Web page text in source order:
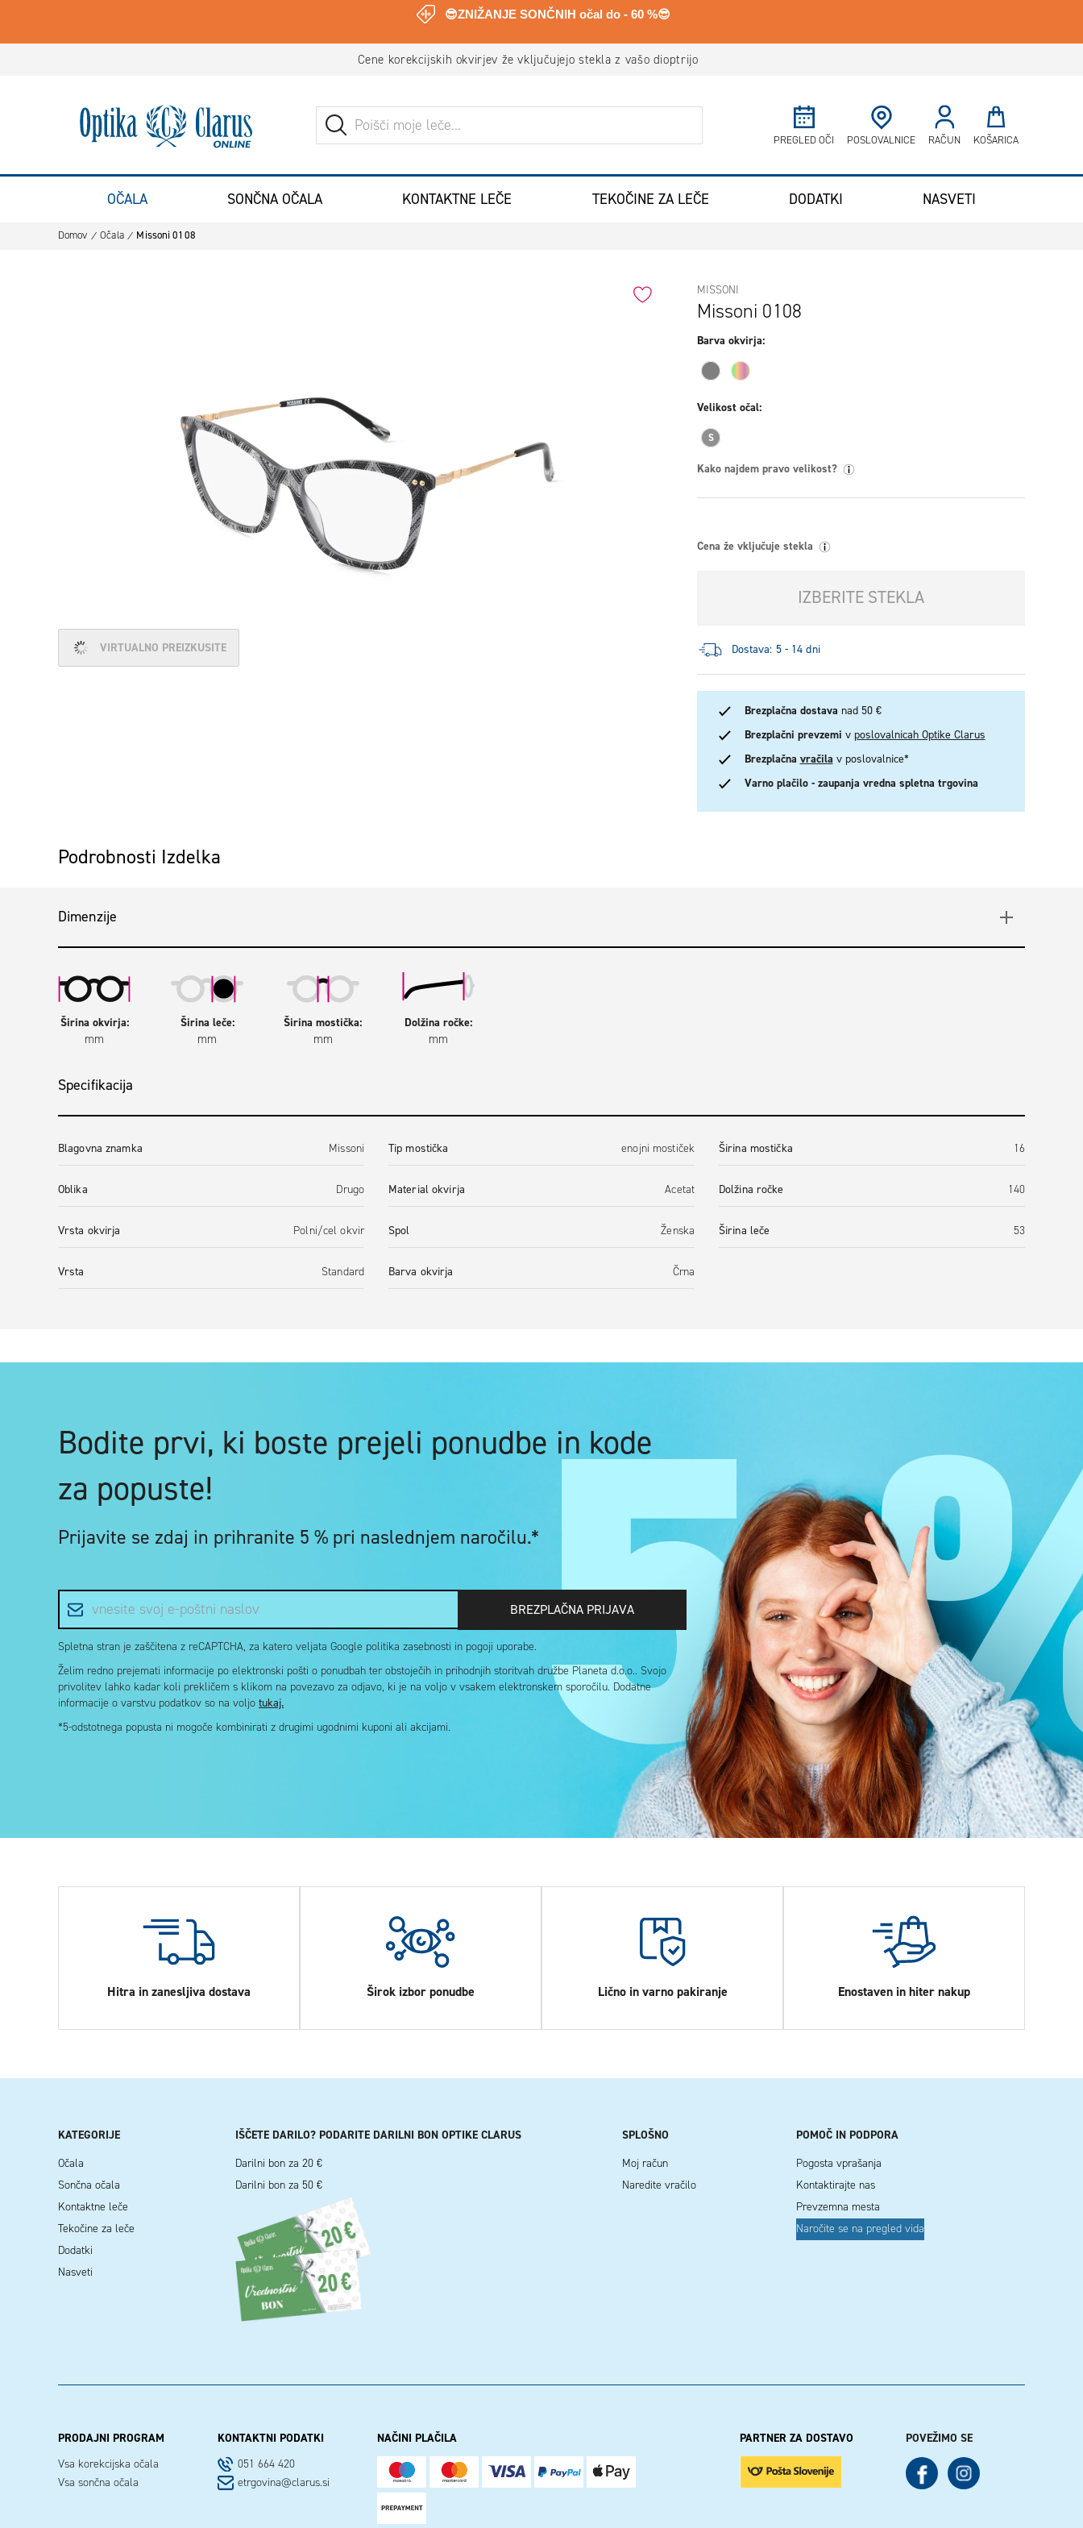
😎ZNIŽANJE SONČNIH očal do - 60 %😎
Virtualno pomerjanje očal
Pojdite na domačo stran
Iskanje
ISKANJE PREGLED OČI POSLOVALNICE RAČUN KOŠARICA
OČALA SONČNA OČALA KONTAKTNE LEČE TEKOČINE ZA LEČE DODATKI NASVETI
Domov Očala Missoni 0108
MISSONI
Missoni 0108
VIRTUALNO PREIZKUSITE
Barva okvirja
Velikost očal
S
Kako najdem pravo velikost?
Cena že vključuje stekla
IZBERITE STEKLA
Dostava: 5 - 14 dni
Brezplačna dostava nad 50 €
Brezplačni prevzemi v poslovalnicah Optike Clarus
Brezplačna vračila v poslovalnice*
Varno plačilo - zaupanja vredna spletna trgovina
Podrobnosti Izdelka
Dimenzije
Širina okvirja:
mm
Širina leče:
mm
Širina mostička:
mm
Dolžina ročke:
mm
Specifikacija
Blagovna znamka Missoni
Oblika Drugo
Vrsta okvirja Polni/cel okvir
Vrsta Standard
Tip mostička enojni mostiček
Material okvirja Acetat
Spol Ženska
Barva okvirja Črna
Širina mostička 16
Dolžina ročke 140
Širina leče 53
Bodite prvi, ki boste prejeli ponudbe in kode
za popuste!
Prijavite se zdaj in prihranite 5 % pri naslednjem naročilu.*
BREZPLAČNA PRIJAVA
Spletna stran je zaščitena z reCAPTCHA, za katero veljata Google politika zasebnosti in pogoji uporabe.
Želim redno prejemati informacije po elektronski pošti o ponudbah ter obstoječih in prihodnjih storitvah družbe Planeta d.o.o.. Svojo
privolitev lahko kadar koli prekličem s klikom na povezavo za odjavo, ki je na voljo v vsakem elektronskem sporočilu. Dodatne
informacije o varstvu podatkov so na voljo tukaj.
*5-odstotnega popusta ni mogoče kombinirati z drugimi ugodnimi kuponi ali akcijami.
Hitra in zanesljiva dostava Širok izbor ponudbe Lično in varno pakiranje Enostaven in hiter nakup
KATEGORIJE
Očala
Sončna očala
Kontaktne leče
Tekočine za leče
Dodatki
Nasveti
IŠČETE DARILO? PODARITE DARILNI BON OPTIKE CLARUS
Darilni bon za 20 €
Darilni bon za 50 €
SPLOŠNO
Moj račun
Naredite vračilo
POMOČ IN PODPORA
Pogosta vprašanja
Kontaktirajte nas
Prevzemna mesta
Naročite se na pregled vida
PRODAJNI PROGRAM
Vsa korekcijska očala
Vsa sončna očala
KONTAKTNI PODATKI
051 664 420
etrgovina@clarus.si
NAČINI PLAČILA PARTNER ZA DOSTAVO POVEŽIMO SE
See our FacebookSee our Instagram